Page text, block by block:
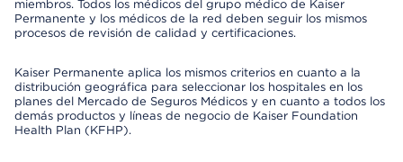
miembros. Todos los médicos del grupo médico de Kaiser
Permanente y los médicos de la red deben seguir los mismos
procesos de revisión de calidad y certificaciones.
Kaiser Permanente aplica los mismos criterios en cuanto a la
distribución geográfica para seleccionar los hospitales en los
planes del Mercado de Seguros Médicos y en cuanto a todos los
demás productos y líneas de negocio de Kaiser Foundation
Health Plan (KFHP).